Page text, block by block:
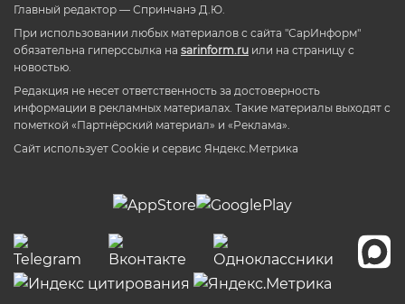
Главный редактор — Спринчанэ Д.Ю.
При использовании любых материалов с сайта "СарИнформ"
обязательна гиперссылка на sarinform.ru или на страницу с
новостью.
Редакция не несет ответственность за достоверность
информации в рекламных материалах. Такие материалы выходят с
пометкой «Партнёрский материал» и «Реклама».
Сайт использует Cookie и сервиc Яндекс.Метрика